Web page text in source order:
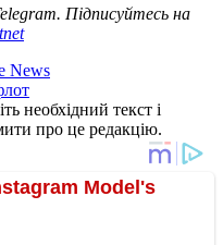
Підписуйтесь на
News
необхідний текст і
про це редакцію.